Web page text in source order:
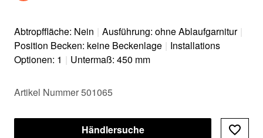
Abtropffläche: Nein | Ausführung: ohne Ablaufgarnitur |
Position Becken: keine Beckenlage | Installations
Optionen: 1 | Untermaß: 450 mm
Artikel Nummer 501065
Händlersuche